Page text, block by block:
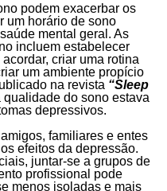
podem exacerbar os
um horário de sono
mental geral. As
incluem estabelecer
criar uma rotina
um ambiente propício
na revista “Sleep
do sono estava
depressivos.
familiares e entes
efeitos da depressão.
juntar-se a grupos de
profissional pode
menos isoladas e mais